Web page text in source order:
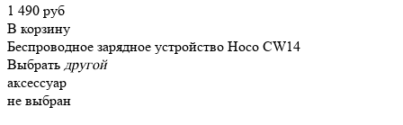
1 490 руб
В корзину
Беспроводное зарядное устройство Hoco CW14
Выбрать другой
аксессуар
не выбран